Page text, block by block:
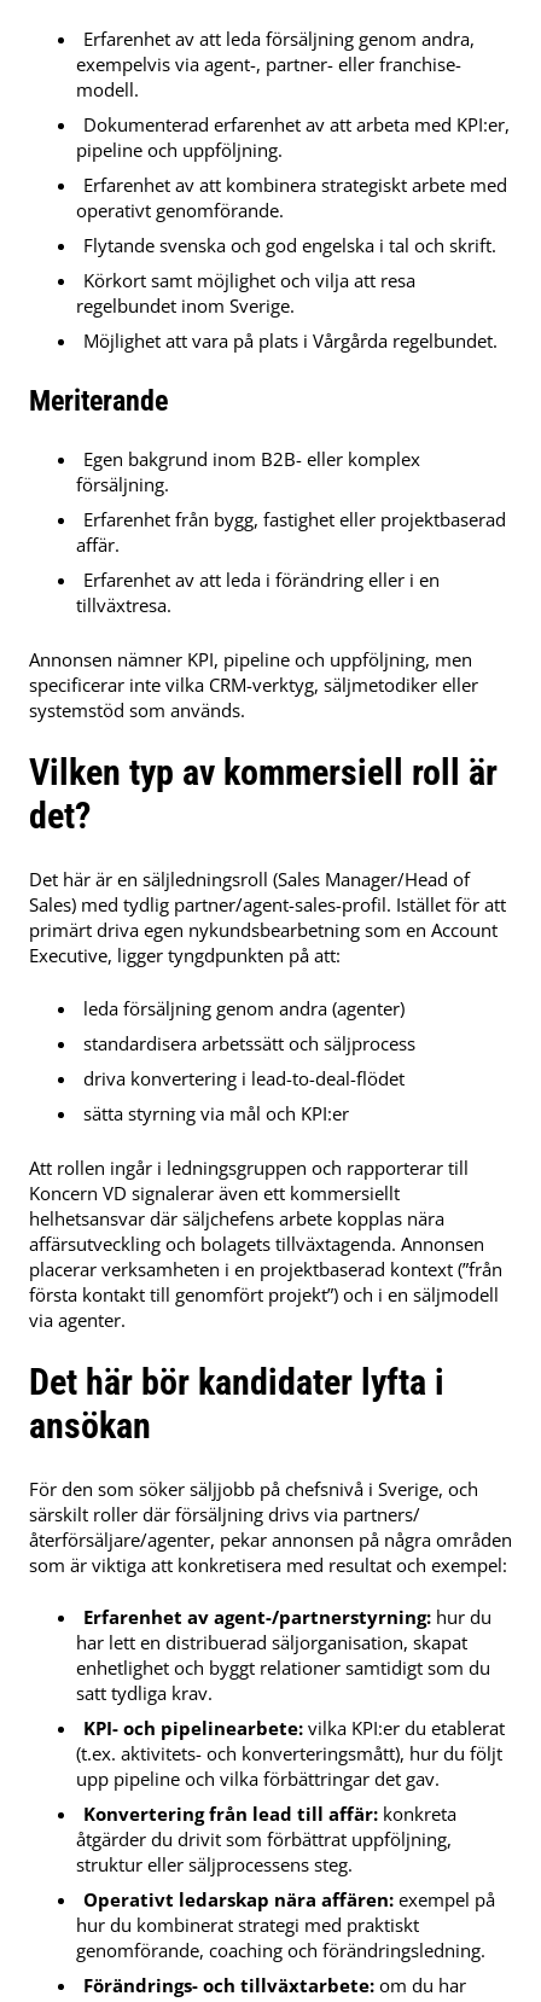
Erfarenhet av att leda försäljning genom andra,
exempelvis via agent-, partner- eller franchise-
modell.
Dokumenterad erfarenhet av att arbeta med KPI:er,
pipeline och uppföljning.
Erfarenhet av att kombinera strategiskt arbete med
operativt genomförande.
Flytande svenska och god engelska i tal och skrift.
Körkort samt möjlighet och vilja att resa
regelbundet inom Sverige.
Möjlighet att vara på plats i Vårgårda regelbundet.
Meriterande
Egen bakgrund inom B2B- eller komplex
försäljning.
Erfarenhet från bygg, fastighet eller projektbaserad
affär.
Erfarenhet av att leda i förändring eller i en
tillväxtresa.
Annonsen nämner KPI, pipeline och uppföljning, men
specificerar inte vilka CRM-verktyg, säljmetodiker eller
systemstöd som används.
Vilken typ av kommersiell roll är
det?
Det här är en säljledningsroll (Sales Manager/Head of
Sales) med tydlig partner/agent-sales-profil. Istället för att
primärt driva egen nykundsbearbetning som en Account
Executive, ligger tyngdpunkten på att:
leda försäljning genom andra (agenter)
standardisera arbetssätt och säljprocess
driva konvertering i lead-to-deal-flödet
sätta styrning via mål och KPI:er
Att rollen ingår i ledningsgruppen och rapporterar till
Koncern VD signalerar även ett kommersiellt
helhetsansvar där säljchefens arbete kopplas nära
affärsutveckling och bolagets tillväxtagenda. Annonsen
placerar verksamheten i en projektbaserad kontext (”från
första kontakt till genomfört projekt”) och i en säljmodell
via agenter.
Det här bör kandidater lyfta i
ansökan
För den som söker säljjobb på chefsnivå i Sverige, och
särskilt roller där försäljning drivs via partners/
återförsäljare/agenter, pekar annonsen på några områden
som är viktiga att konkretisera med resultat och exempel:
Erfarenhet av agent-/partnerstyrning: hur du
har lett en distribuerad säljorganisation, skapat
enhetlighet och byggt relationer samtidigt som du
satt tydliga krav.
KPI- och pipelinearbete: vilka KPI:er du etablerat
(t.ex. aktivitets- och konverteringsmått), hur du följt
upp pipeline och vilka förbättringar det gav.
Konvertering från lead till affär: konkreta
åtgärder du drivit som förbättrat uppföljning,
struktur eller säljprocessens steg.
Operativt ledarskap nära affären: exempel på
hur du kombinerat strategi med praktiskt
genomförande, coaching och förändringsledning.
Förändrings- och tillväxtarbete: om du har